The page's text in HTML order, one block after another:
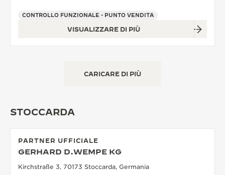
CONTROLLO FUNZIONALE - PUNTO VENDITA
VISUALIZZARE DI PIÙ
CARICARE DI PIÙ
STOCCARDA
PARTNER UFFICIALE
GERHARD D.WEMPE KG
Kirchstraße 3, 70173 Stoccarda, Germania